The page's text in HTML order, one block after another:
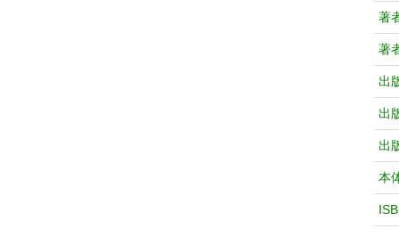
著
著
出
出
出
本